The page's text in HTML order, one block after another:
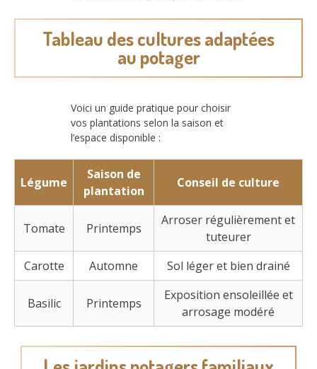
Tableau des cultures adaptées
au potager
Voici un guide pratique pour choisir
vos plantations selon la saison et
l’espace disponible :
Légume
Saison de
plantation
Conseil de culture
Tomate Printemps
Arroser régulièrement et
tuteurer
Carotte
Automne Sol léger et bien drainé
Basilic Printemps
Exposition ensoleillée et
arrosage modéré